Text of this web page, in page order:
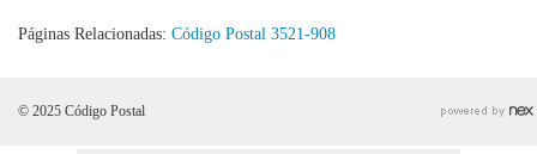
Páginas Relacionadas: Código Postal 3521-908
© 2025 Código Postal